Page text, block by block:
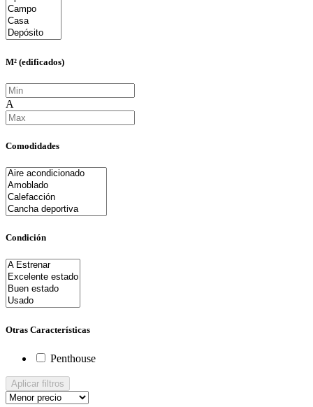
M² (edificados)
A
Comodidades
Condición
Otras Características
Penthouse
Aplicar filtros